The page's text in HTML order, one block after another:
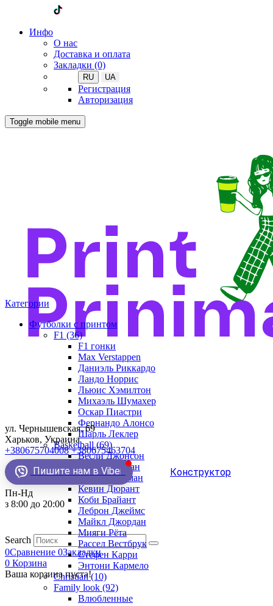
Инфо
О нас
Доставка и оплата
Закладки (0)
RU UA
Регистрация
Авторизация
Toggle mobile menu
ул. Чернышевская, 69
Харьков, Украина
+380675704008 +380675463704
Пишите нам в Viber Конструктор
Пн-Нд
з 8:00 до 20:00
Search
0Сравнение 0Закладки
0 Корзина
Ваша корзина пуста!
Категории
Футболки с принтом
F1 (36)
F1 гонки
Max Verstappen
Даниэль Риккардо
Ландо Норрис
Льюис Хэмилтон
Михаэль Шумахер
Оскар Пиастри
Фернандо Алонсо
Шарль Леклер
Basketball (69)
Весли Джонсон
Демар Деразан
Деннис Родман
Кевин Дюрант
Коби Брайант
Леброн Джеймс
Майкл Джордан
Мияги Рёта
Рассел Вестбрук
Стефен Карри
Энтони Кармело
Christian (10)
Family look (92)
Влюбленные